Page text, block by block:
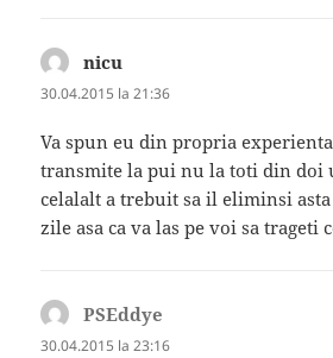
nicu
30.04.2015 la 21:36
Va spun eu din propria experienta
transmite la pui nu la toti din doi
celalalt a trebuit sa il eliminsi
zile asa ca va las pe voi sa trageti
PSEddye
30.04.2015 la 23:16